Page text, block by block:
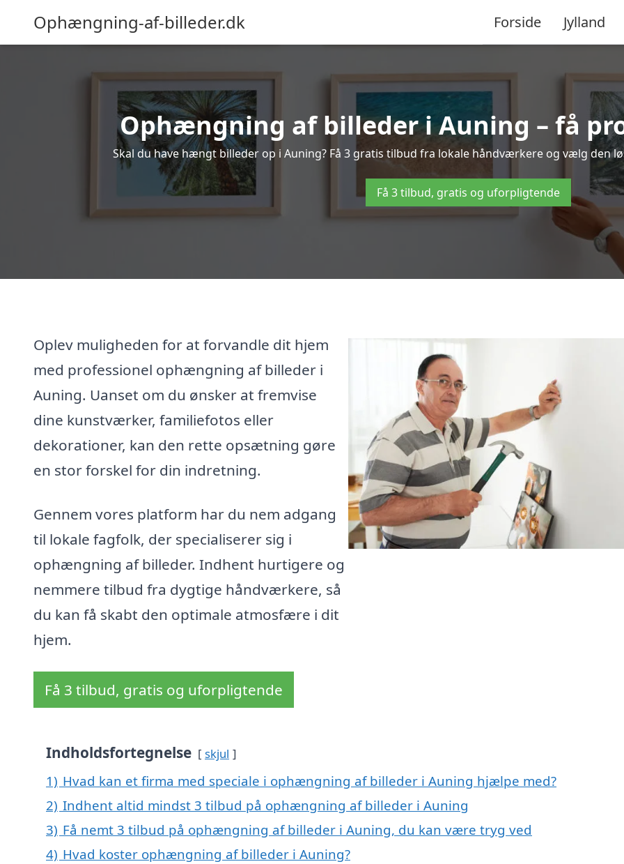
Ophængning-af-billeder.dk Forside Jylland
Ophængning af billeder i Auning – få
Skal du have hængt billeder op i Auning? Få 3 gratis tilbud fra lokale håndværkere og vælg den
Få 3 tilbud, gratis og uforpligtende
Oplev muligheden for at forvandle dit hjem
med professionel ophængning af billeder i
Auning. Uanset om du ønsker at fremvise
dine kunstværker, familiefotos eller
dekorationer, kan den rette opsætning gøre
en stor forskel for din indretning.
Gennem vores platform har du nem adgang
til lokale fagfolk, der specialiserer sig i
ophængning af billeder. Indhent hurtigere og
nemmere tilbud fra dygtige håndværkere, så
du kan få skabt den optimale atmosfære i dit
hjem.
Få 3 tilbud, gratis og uforpligtende
Indholdsfortegnelse skjul
1) Hvad kan et firma med speciale i ophængning af billeder i Auning hjælpe med?
2) Indhent altid mindst 3 tilbud på ophængning af billeder i Auning
3) Få nemt 3 tilbud på ophængning af billeder i Auning, du kan være tryg ved
4) Hvad koster ophængning af billeder i Auning?